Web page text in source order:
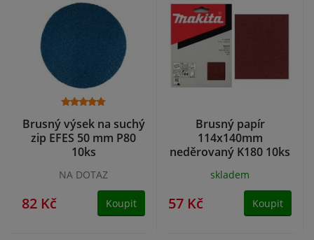
Brusný výsek na suchý
zip EFES 50 mm P80
10ks
NA DOTAZ
82 Kč Koupit
Brusný papír
114x140mm
neděrovaný K180 10ks
skladem
57 Kč Koupit